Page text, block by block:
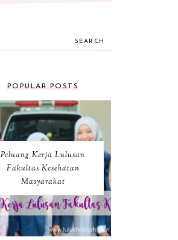
SEARCH
POPULAR POSTS
Peluang Kerja Lulusan
Fakultas Kesehatan
Masyarakat